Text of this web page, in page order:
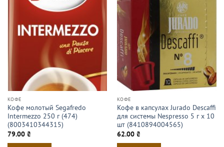
КОФЕ
Кофе молотый Segafredo
Intermezzo 250 г (474)
(8003410344315)
79.00 ₴
КОФЕ
Кофе в капсулах Jurado Descaffi
для системы Nespresso 5 г х 10
шт (8410894004565)
62.00 ₴